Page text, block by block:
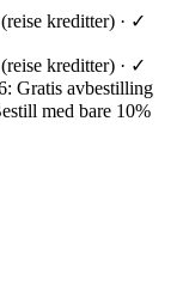
kreditter) · ✓
kreditter) · ✓
Gratis avbestilling
med bare 10%